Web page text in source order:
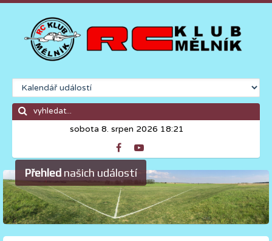
sobota 8. srpen 2026 18:21
Přehled našich událostí